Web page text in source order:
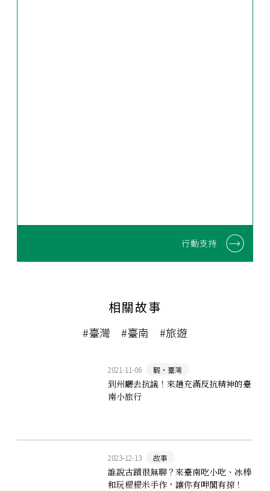
行動支持
相關故事
#臺灣 #臺南 #旅遊
2021-11-06 觀‧臺灣
到州廳去抗議！來趟充滿反抗精神的臺
南小旅行
2023-12-13 故事
誰說古蹟很無聊？來臺南吃小吃、冰棒
和玩榻榻米手作，讓你有呷閣有掠！